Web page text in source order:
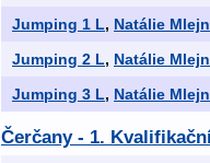
Jumping 1 L, Natálie
Jumping 2 L, Natálie
Jumping 3 L, Natálie
Čerčany - 1.